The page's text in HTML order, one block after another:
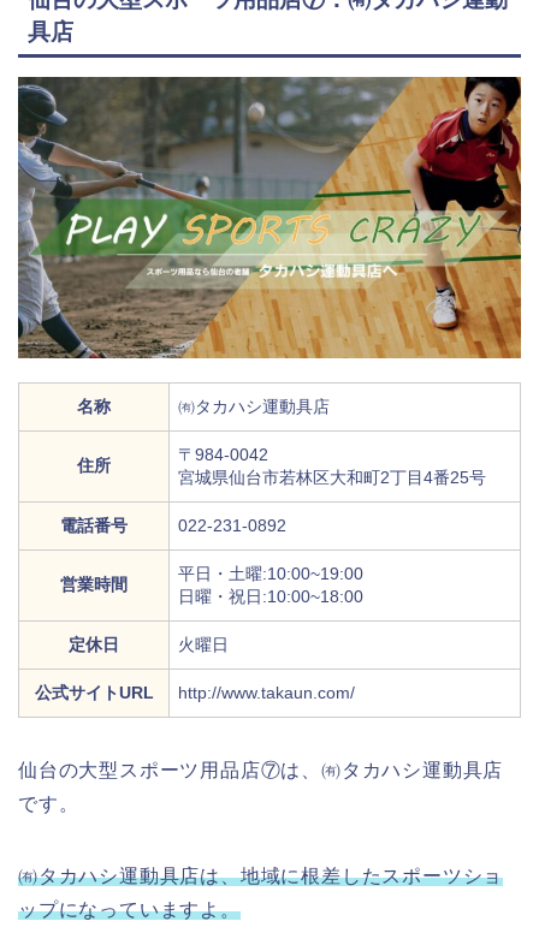
具店
名称 ㈲タカハシ運動具店
住所
〒984-0042
宮城県仙台市若林区大和町2丁目4番25号
電話番号 022-231-0892
営業時間
平日・土曜:10:00~19:00
日曜・祝日:10:00~18:00
定休日 火曜日
公式サイトURL http://www.takaun.com/
仙台の大型スポーツ用品店⑦は、㈲タカハシ運動具店
です。
㈲タカハシ運動具店は、地域に根差したスポーツショ
ップになっていますよ。